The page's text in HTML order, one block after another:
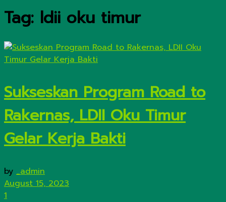
Tag: ldii oku timur
Sukseskan Program Road to
Rakernas, LDII Oku Timur
Gelar Kerja Bakti
by _admin
August 15, 2023
1